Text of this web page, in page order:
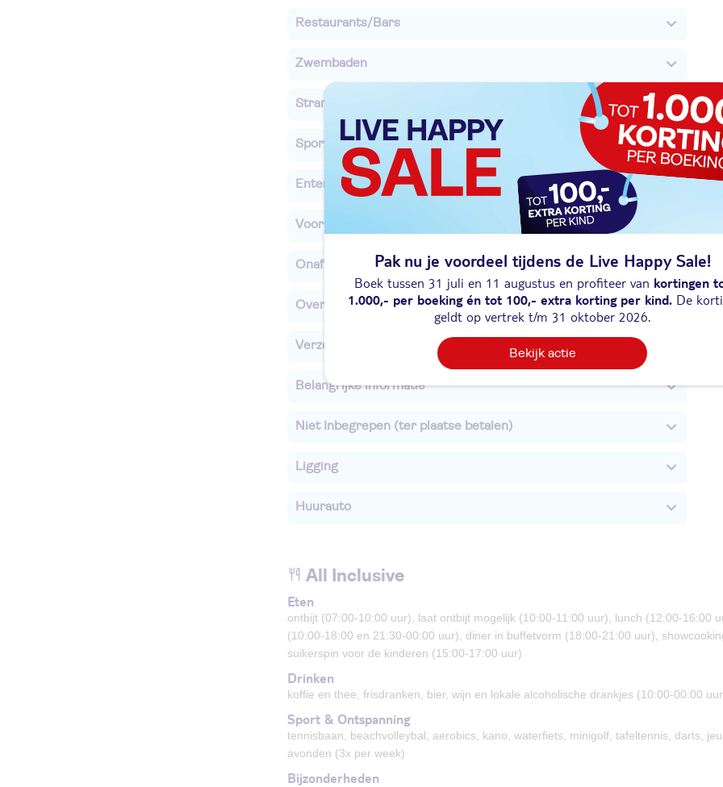
Restaurants/Bars
Zwembaden
Strand
Sport & Activiteiten
Entertainment
Voor de kinderen
Onafhankelijk duurzaamheidslabel
Overige informatie
Verzorging
Belangrijke informatie
Niet Inbegrepen (ter plaatse betalen)
Ligging
Huurauto
All Inclusive
Eten
ontbijt (07:00-10:00 uur), laat ontbijt mogelijk (10:00-11:00 uur), lunch (12:00-16:00
(10:00-18:00 en 21:30-00:00 uur), diner in buffetvorm (18:00-21:00 uur),
suikerspin voor de kinderen (15:00-17:00 uur)
Drinken
koffie en thee, frisdranken, bier, wijn en lokale alcoholische drankjes (10:00-00:00
Sport & Ontspanning
tennisbaan, beachvolleybal, aerobics, kano, waterfiets, minigolf, tafeltennis, darts,
avonden (3x per week)
Bijzonderheden
Pak nu je voordeel tijdens de Live Happy Sale!
Boek tussen 31 juli en 11 augustus en profiteer van kortingen
1.000,- per boeking én tot 100,- extra korting per kind. De
geldt op vertrek t/m 31 oktober 2026.
Bekijk actie